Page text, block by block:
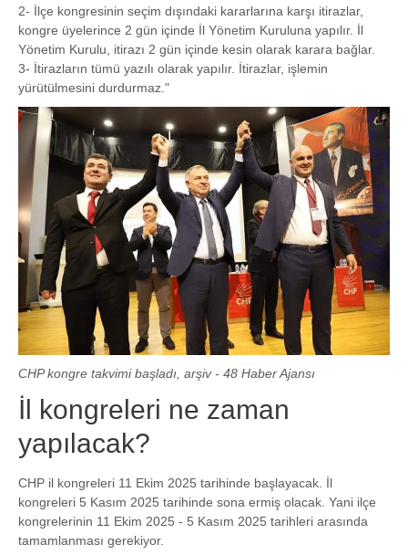
2- İlçe kongresinin seçim dışındaki kararlarına karşı itirazlar,
kongre üyelerince 2 gün içinde İl Yönetim Kuruluna yapılır. İl
Yönetim Kurulu, itirazı 2 gün içinde kesin olarak karara bağlar.
3- İtirazların tümü yazılı olarak yapılır. İtirazlar, işlemin
yürütülmesini durdurmaz."
CHP kongre takvimi başladı, arşiv - 48 Haber Ajansı
İl kongreleri ne zaman
yapılacak?
CHP il kongreleri 11 Ekim 2025 tarihinde başlayacak. İl
kongreleri 5 Kasım 2025 tarihinde sona ermiş olacak. Yani ilçe
kongrelerinin 11 Ekim 2025 - 5 Kasım 2025 tarihleri arasında
tamamlanması gerekiyor.